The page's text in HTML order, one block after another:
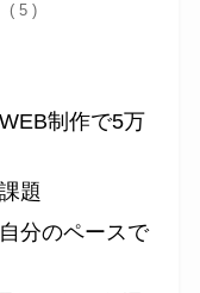
( 5 )
制作で5万
題
分のペースで